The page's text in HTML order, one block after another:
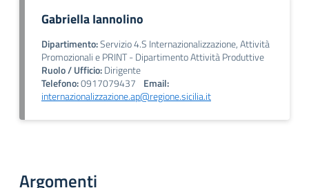
Gabriella Iannolino
Dipartimento:Servizio 4.S Internazionalizzazione, Attività
Promozionali e PRINT - Dipartimento Attività Produttive
Ruolo / Ufficio:Dirigente
Telefono:0917079437 Email:
internazionalizzazione.ap@regione.sicilia.it
Argomenti